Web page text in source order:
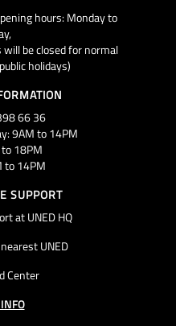
hours: Monday to
be closed for normal
holidays)
66 36
9AM to 14PM
18PM
to 14PM
SUPPORT
at UNED HQ
UNED
Center